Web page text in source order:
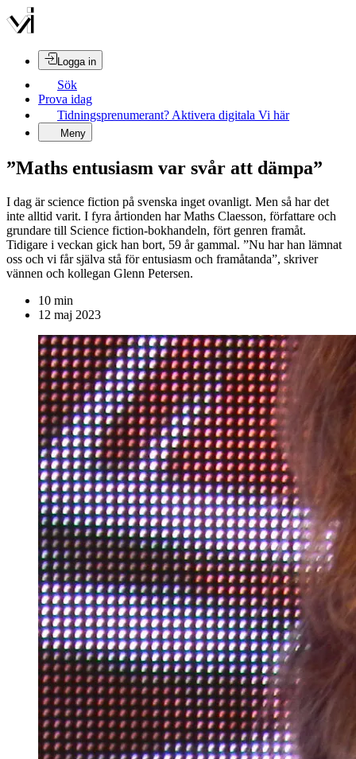
Logga in
Sök
Prova idag
Tidningsprenumerant? Aktivera digitala Vi här
Meny
”Maths entusiasm var svår att dämpa”
I dag är science fiction på svenska inget ovanligt. Men så har det
inte alltid varit. I fyra årtionden har Maths Claesson, författare och
grundare till Science fiction-bokhandeln, fört genren framåt.
Tidigare i veckan gick han bort, 59 år gammal. ”Nu har han lämnat
oss och vi får själva stå för entusiasm och framåtanda”, skriver
vännen och kollegan Glenn Petersen.
10 min
12 maj 2023